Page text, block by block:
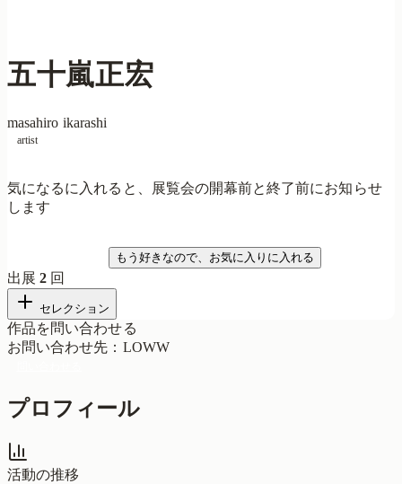
五十嵐正宏
masahiro ikarashi
artist
気になるに入れると、展覧会の開幕前と終了前にお知らせ
します
もう好きなので、お気に入りに入れる
出展2 回
セレクション
作品を問い合わせる
お問い合わせ先 ： LOWW
プロフィール
活動の推移